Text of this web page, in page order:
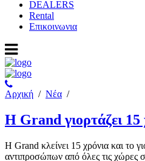
DEALERS
Rental
Επικοινωνια
Αρχική / Νέα /
Η Grand γιορτάζει 15
Η Grand κλείνει 15 χρόνια και το
αντιπροσώπων από όλες τις χώρες